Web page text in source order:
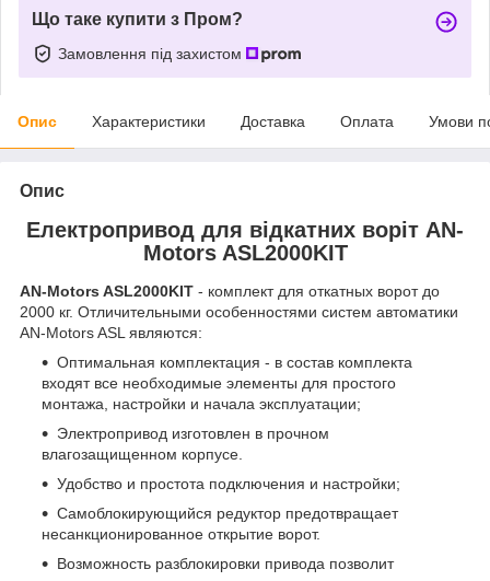
Що таке купити з Пром?
Замовлення під захистом
Опис Характеристики Доставка Оплата Умови
Опис
Електропривод для відкатних воріт AN-
Motors ASL2000KIT
AN-Motors ASL2000KIT - комплект для откатных ворот до
2000 кг. Отличительными особенностями систем автоматики
AN-Motors ASL являются:
Оптимальная комплектация - в состав комплекта
входят все необходимые элементы для простого
монтажа, настройки и начала эксплуатации;
Электропривод изготовлен в прочном
влагозащищенном корпусе.
Удобство и простота подключения и настройки;
Самоблокирующийся редуктор предотвращает
несанкционированное открытие ворот.
Возможность разблокировки привода позволит